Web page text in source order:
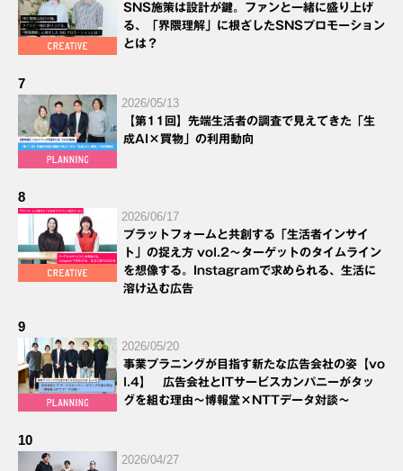
SNS施策は設計が鍵。ファンと一緒に盛り上げ
る、「界隈理解」に根ざしたSNSプロモーション
とは？
7
2026/05/13
【第11回】先端生活者の調査で見えてきた「生
成AI×買物」の利用動向
8
2026/06/17
プラットフォームと共創する「生活者インサイ
ト」の捉え方 vol.2～ターゲットのタイムライン
を想像する。Instagramで求められる、生活に
溶け込む広告
9
2026/05/20
事業プラニングが目指す新たな広告会社の姿【vo
l.4】 広告会社とITサービスカンパニーがタッ
グを組む理由～博報堂×NTTデータ対談～
10
2026/04/27